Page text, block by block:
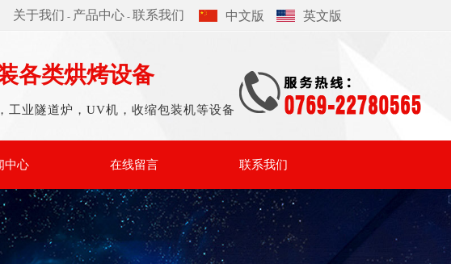
关于我们 - 产品中心 - 联系我们 中文版 英文版
各类烘烤设备
工业隧道炉，UV机，收缩包装机等设备
中心 在线留言 联系我们